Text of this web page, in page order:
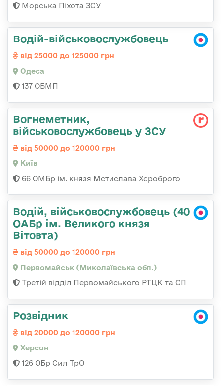
Морська Піхота ЗСУ
Водій-військовослужбовець
від 25000 до 125000 грн
Одеса
137 ОБМП
Вогнеметник,
військовослужбовець у ЗСУ
від 50000 до 120000 грн
Київ
66 ОМБр ім. князя Мстислава Хороброго
Водій, військовослужбовець (40
ОАБр ім. Великого князя
Вітовта)
від 50000 до 120000 грн
Первомайськ (Миколаївська обл.)
Третій відділ Первомайського РТЦК та СП
Розвідник
від 20000 до 120000 грн
Херсон
126 ОБр Сил ТрО